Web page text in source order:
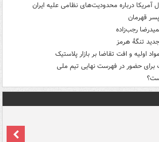
آمریکا درباره محدودیت‌های نظامی علیه ایران
قهرمان
رجب‌زاده
تنگۀ هرمز
اولیه و افت تقاضا بر بازار پلاستیک